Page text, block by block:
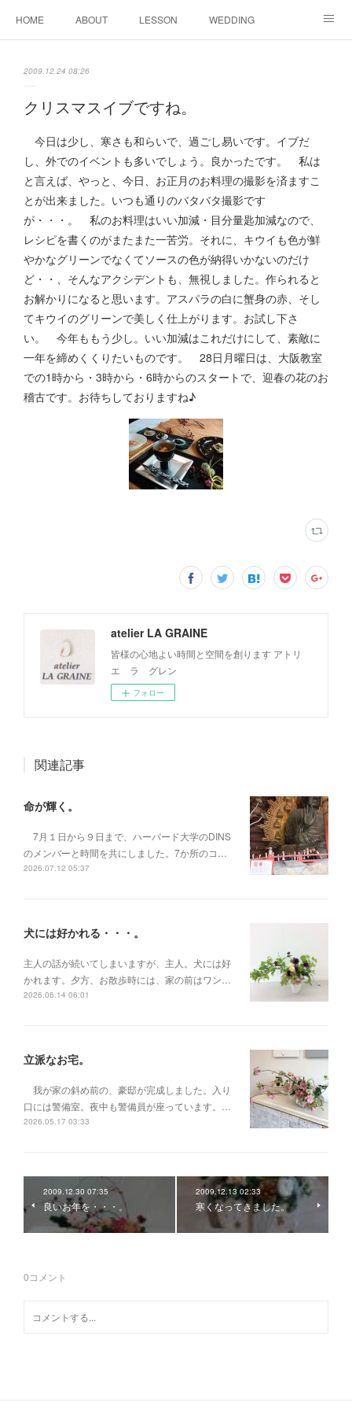
HOME ABOUT LESSON WEDDING
2009.12.24 08:26
クリスマスイブですね。
今日は少し、寒さも和らいで、過ごし易いです。イブだ
し、外でのイベントも多いでしょう。良かったです。 私は
と言えば、やっと、今日、お正月のお料理の撮影を済ますこ
とが出来ました。いつも通りのバタバタ撮影です
が・・・。 私のお料理はいい加減・目分量匙加減なので、
レシピを書くのがまたまた一苦労。それに、キウイも色が鮮
やかなグリーンでなくてソースの色が納得いかないのだけ
ど・・、そんなアクシデントも、無視しました。作られると
お解かりになると思います。アスパラの白に蟹身の赤、そし
てキウイのグリーンで美しく仕上がります。お試し下さ
い。 今年ももう少し。いい加減はこれだけにして、素敵に
一年を締めくくりたいものです。 28日月曜日は、大阪教室
での1時から・3時から・6時からのスタートで、迎春の花のお
稽古です。お待ちしておりますね♪
atelier LA GRAINE
皆様の心地よい時間と空間を創ります アトリ
エ ラ グレン
フォロー
関連記事
命が輝く。
7月１日から９日まで、ハーバード大学のDINS
のメンバーと時間を共にしました。7か所のコ…
2026.07.12 05:37
犬には好かれる・・・。
主人の話が続いてしまいますが、主人。犬には好
かれます。夕方、お散歩時には、家の前はワン…
2026.06.14 06:01
立派なお宅。
我が家の斜め前の、豪邸が完成しました。入り
口には警備室。夜中も警備員が座っています。…
2026.05.17 03:33
2009.12.30 07:35
良いお年を・・・。
2009.12.13 02:33
寒くなってきました。
0コメント